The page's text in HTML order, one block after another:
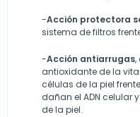
-Acción protectora
sistema de filtros
-Acción antiarrugas,
antioxidante de la
células de la piel
dañan el ADN celular
de la piel.